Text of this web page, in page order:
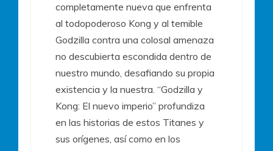
completamente nueva que enfrenta
al todopoderoso Kong y al temible
Godzilla contra una colosal amenaza
no descubierta escondida dentro de
nuestro mundo, desafiando su propia
existencia y la nuestra. “Godzilla y
Kong: El nuevo imperio” profundiza
en las historias de estos Titanes y
sus orígenes, así como en los